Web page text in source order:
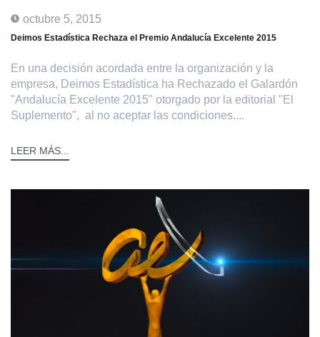
octubre 5, 2015
Deimos Estadística Rechaza el Premio Andalucía Excelente 2015
En una decisión acordada entre la organización y la
empresa, Deimos Estadística ha Rechazado el Galardón
"Andalucía Excelente 2015" otorgado por la editorial "El
Suplemento", al no aceptar las condiciones....
LEER MÁS...